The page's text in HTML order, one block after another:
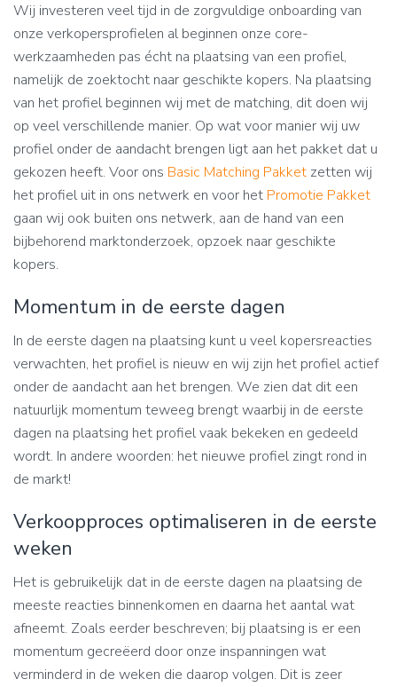
Wij investeren veel tijd in de zorgvuldige onboarding van
onze verkopersprofielen al beginnen onze core-
werkzaamheden pas écht na plaatsing van een profiel,
namelijk de zoektocht naar geschikte kopers. Na plaatsing
van het profiel beginnen wij met de matching, dit doen wij
op veel verschillende manier. Op wat voor manier wij uw
profiel onder de aandacht brengen ligt aan het pakket dat u
gekozen heeft. Voor ons Basic Matching Pakket zetten wij
het profiel uit in ons netwerk en voor het Promotie Pakket
gaan wij ook buiten ons netwerk, aan de hand van een
bijbehorend marktonderzoek, opzoek naar geschikte
kopers.
Momentum in de eerste dagen
In de eerste dagen na plaatsing kunt u veel kopersreacties
verwachten, het profiel is nieuw en wij zijn het profiel actief
onder de aandacht aan het brengen. We zien dat dit een
natuurlijk momentum teweeg brengt waarbij in de eerste
dagen na plaatsing het profiel vaak bekeken en gedeeld
wordt. In andere woorden: het nieuwe profiel zingt rond in
de markt!
Verkoopproces optimaliseren in de eerste
weken
Het is gebruikelijk dat in de eerste dagen na plaatsing de
meeste reacties binnenkomen en daarna het aantal wat
afneemt. Zoals eerder beschreven; bij plaatsing is er een
momentum gecreëerd door onze inspanningen wat
verminderd in de weken die daarop volgen. Dit is zeer